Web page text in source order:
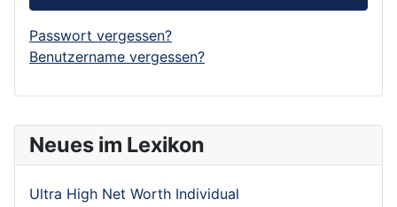
Neues im Lexikon
Ultra High Net Worth Individual
Passwort vergessen?
Benutzername vergessen?